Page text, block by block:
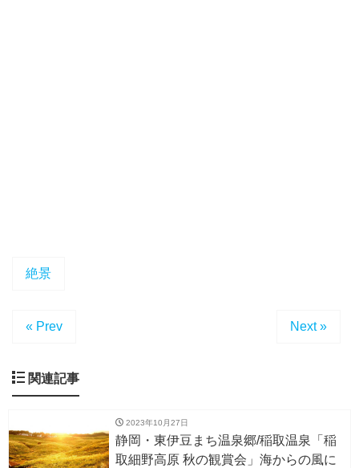
絶景
« Prev Next »
関連記事
2023年10月27日
静岡・東伊豆まち温泉郷/稲取温泉「稲
取細野高原 秋の観賞会」海からの風に